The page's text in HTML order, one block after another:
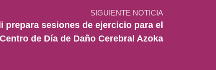
SIGUIENTE NOTICIA
prepara sesiones de ejercicio para el
Centro de Día de Daño Cerebral Azoka